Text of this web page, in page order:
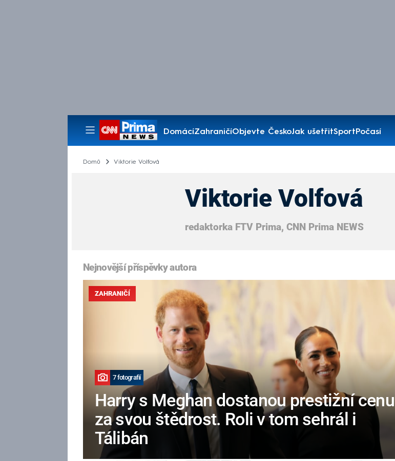
DomácíZahraničíObjevte ČeskoJak ušetřitSportPočasí
Pořady
Domů Viktorie Volfová
Viktorie Volfová
redaktorka FTV Prima, CNN Prima NEWS
Nejnovější příspěvky autora
7 fotografií
Harry s Meghan dostanou prestižní cenu
za svou štědrost. Roli v tom sehrál i
Tálibán
ZAHRANIČÍ